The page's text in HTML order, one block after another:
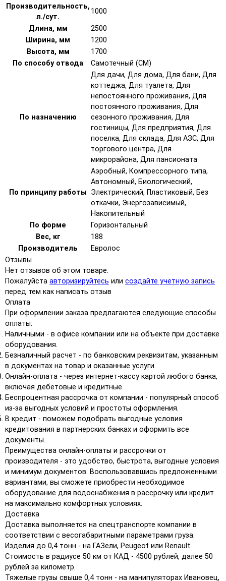
Производительность,
л./сут.
1000
Длина, мм
2500
Ширина, мм
1200
Высота, мм
1700
По способу отвода
Самотечный (СМ)
По назначению
Для дачи, Для дома, Для бани, Для
коттеджа, Для туалета, Для
непостоянного проживания, Для
постоянного проживания, Для
сезонного проживания, Для
гостиницы, Для предприятия, Для
поселка, Для склада, Для АЗС, Для
торгового центра, Для
микрорайона, Для пансионата
По принципу работы
Аэробный, Компрессорного типа,
Автономный, Биологический,
Электрический, Пластиковый, Без
откачки, Энергозависимый,
Накопительный
По форме
Горизонтальный
Вес, кг
188
Производитель
Евролос
Отзывы
Нет отзывов об этом товаре.
Пожалуйста авторизируйтесь или создайте учетную запись
перед тем как написать отзыв
Оплата
При оформлении заказа предлагаются следующие способы
оплаты:
Наличными - в офисе компании или на объекте при доставке
оборудования.
Безналичный расчет - по банковским реквизитам, указанным
в документах на товар и оказанные услуги.
Онлайн-оплата - через интернет-кассу картой любого банка,
включая дебетовые и кредитные.
Беспроцентная рассрочка от компании - популярный способ
из-за выгодных условий и простоты оформления.
В кредит - поможем подобрать выгодные условия
кредитования в партнерских банках и оформить все
документы.
Преимущества онлайн-оплаты и рассрочки от
производителя - это удобство, быстрота, выгодные условия
и минимум документов. Воспользовавшись предложенными
вариантами, вы сможете приобрести необходимое
оборудование для водоснабжения в рассрочку или кредит
на максимально комфортных условиях.
Доставка
Доставка выполняется на спецтранспорте компании в
соответствии с весогабаритными параметрами груза:
Изделия до 0,4 тонн - на ГАЗели, Peugeot или Renault.
Стоимость в радиусе 50 км от КАД - 4500 рублей, далее 50
рублей за километр.
Тяжелые грузы свыше 0,4 тонн - на манипуляторах Ивановец,